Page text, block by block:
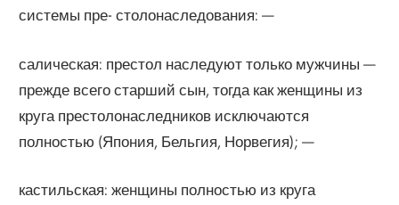
системы пре- столонаследования: —
салическая: престол наследуют только мужчины —
прежде всего старший сын, тогда как женщины из
круга престолонаследников исключаются
полностью (Япония, Бельгия, Норвегия); —
кастильская: женщины полностью из круга